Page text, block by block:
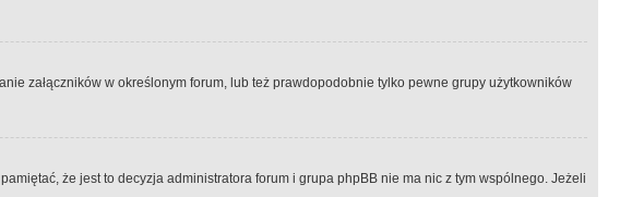
załączników w określonym forum, lub też prawdopodobnie tylko pewne grupy użytkowników
że jest to decyzja administratora forum i grupa phpBB nie ma nic z tym wspólnego. Jeżeli